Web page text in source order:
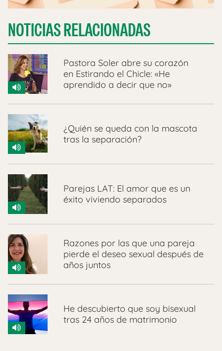
NOTICIAS RELACIONADAS
Pastora Soler abre su corazón
en Estirando el Chicle: «He
aprendido a decir que no»
¿Quién se queda con la mascota
tras la separación?
Parejas LAT: El amor que es un
éxito viviendo separados
Razones por las que una pareja
pierde el deseo sexual después de
años juntos
He descubierto que soy bisexual
tras 24 años de matrimonio